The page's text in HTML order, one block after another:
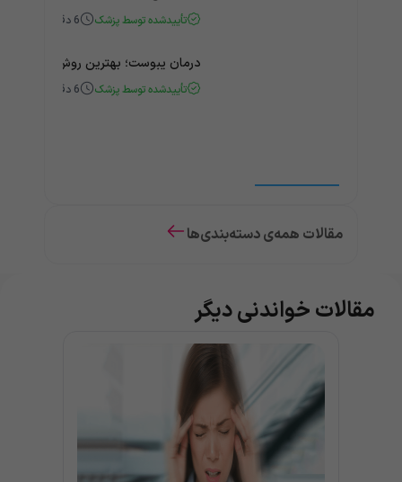
تأییدشده توسط پزشک 6 دقیقه
درمان یبوست؛ بهترین روش‌های
تأییدشده توسط پزشک 6 دقیقه
مقالات همه‌ی دسته‌بندی‌ها
مقالات خواندنی دیگر